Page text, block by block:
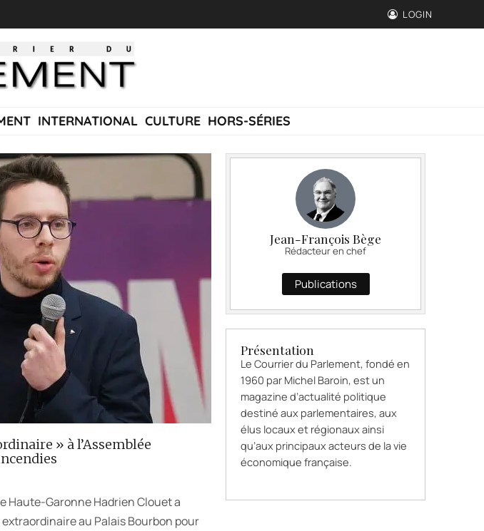
LOGIN
INTERNATIONAL CULTURE HORS-SÉRIES
» à l’Assemblée
Haute-Garonne Hadrien Clouet a
au Palais Bourbon pour
Jean-François Bège
Rédacteur en chef
Publications
Présentation
Le Courrier du Parlement, fondé en
1960 par Michel Baroin, est un
magazine d’actualité politique
destiné aux parlementaires, aux
élus locaux et régionaux ainsi
qu’aux principaux acteurs de la vie
économique française.